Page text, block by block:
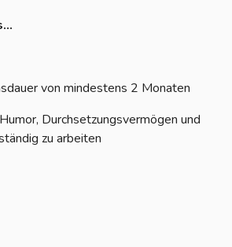
von mindestens 2 Monaten
Durchsetzungsvermögen und
zu arbeiten